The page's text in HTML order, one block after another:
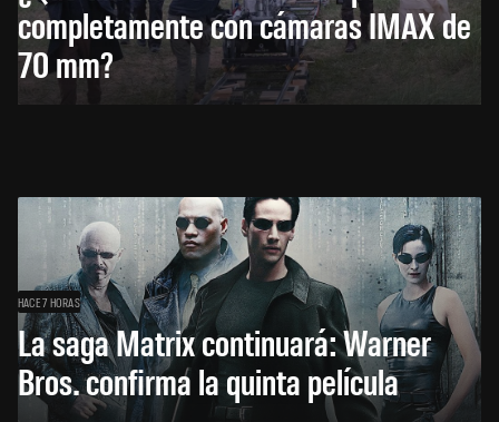
completamente con cámaras IMAX de
70 mm?
HACE 7 HORAS
La saga Matrix continuará: Warner
Bros. confirma la quinta película